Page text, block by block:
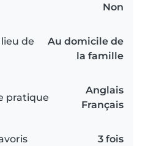
Non
de
Au domicile de
la famille
pratique
Anglais
Français
3 fois